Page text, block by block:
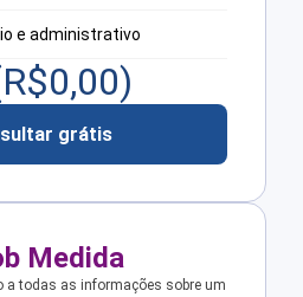
e administrativo
0,00)
grátis
Medida
a todas as informações sobre um